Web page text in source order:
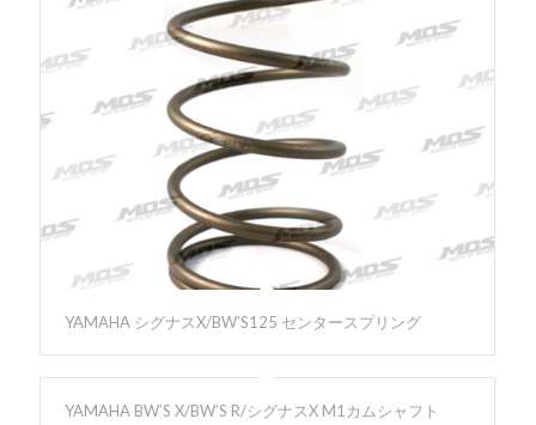
YAMAHA シグナスX/BW’S125 センタースプリング
YAMAHA BW’S X/BW’S R/シグナスX M1カムシャフト